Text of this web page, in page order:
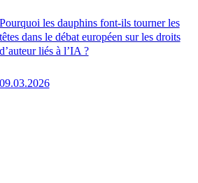
Pourquoi les dauphins font-ils tourner les
têtes dans le débat européen sur les droits
d’auteur liés à l’IA ?
09.03.2026